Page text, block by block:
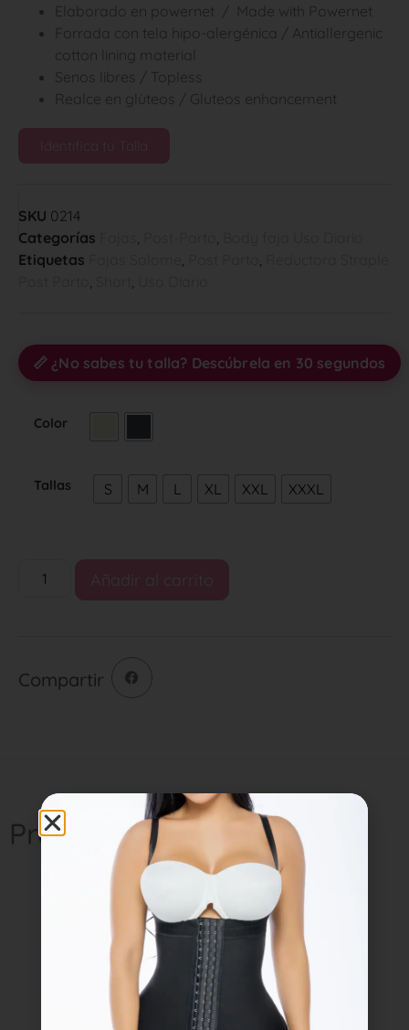
Elaborado en powernet / Made with Powernet
Forrada con tela hipo-alergénica / Antiallergenic
cotton lining material
Senos libres / Topless
Realce en glùteos / Gluteos enhancement
Identifica tu Talla
SKU 0214
Categorías
Etiquetas
📏 ¿No sabes tu talla? Descúbrela en 30 segundos
Color
Tallas S M L XL XXL XXXL
Añadir al carrito
Compartir
Productos relacionados